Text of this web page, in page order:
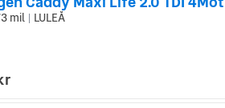
mil LULEÅ